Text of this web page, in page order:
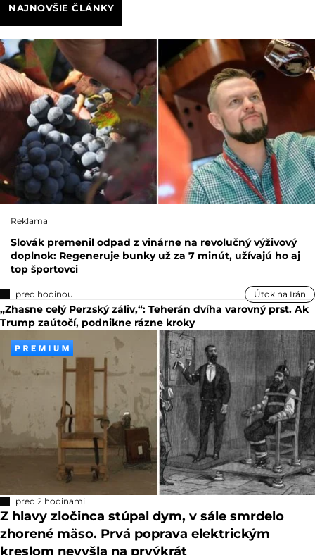
NAJNOVŠIE ČLÁNKY
Reklama
Slovák premenil odpad z vinárne na revolučný výživový
doplnok: Regeneruje bunky už za 7 minút, užívajú ho aj
top športovci
pred hodinou Útok na Irán
„Zhasne celý Perzský záliv,“: Teherán dvíha varovný prst. Ak
Trump zaútočí, podnikne rázne kroky
pred 2 hodinami
Z hlavy zločinca stúpal dym, v sále smrdelo
zhorené mäso. Prvá poprava elektrickým
kreslom nevyšla na prvýkrát